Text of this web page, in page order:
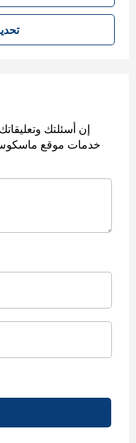
تحديث الصفحة
إن أسئلتك
خدمات موقع ماسكوس.